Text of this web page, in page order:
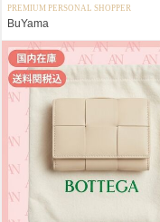
PREMIUM PERSONAL SHOPPER
BuYama